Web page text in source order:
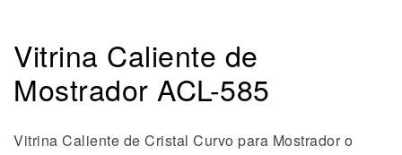
Vitrina Caliente de
Mostrador ACL-585
Vitrina Caliente de Cristal Curvo para Mostrador o